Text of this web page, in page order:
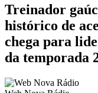
Treinador
histórico de
chega para
da temporada